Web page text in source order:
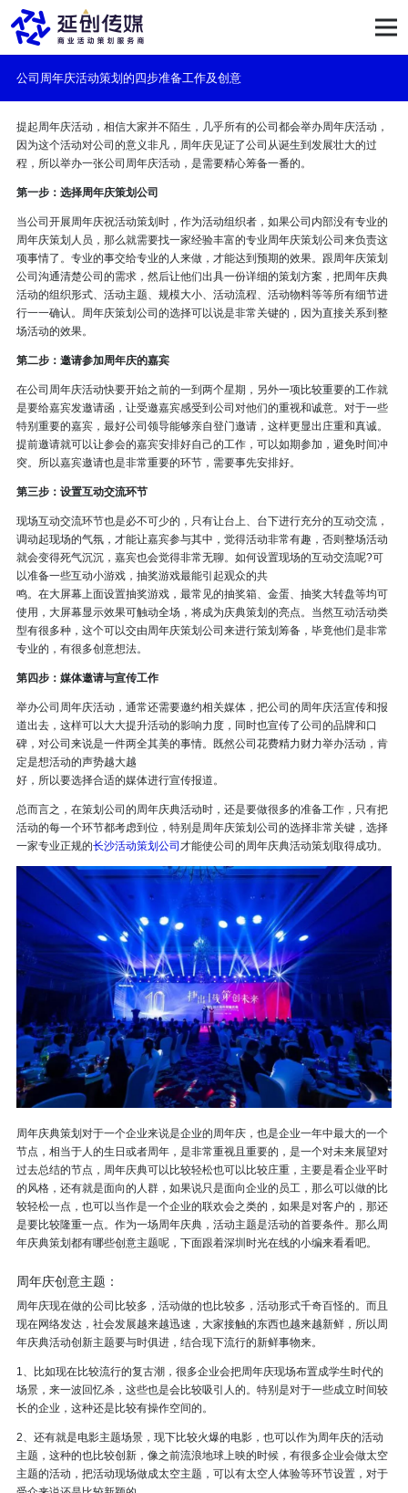
公司周年庆活动策划的四步准备工作及创意
提起周年庆活动，相信大家并不陌生，几乎所有的公司都会举办周年庆活动，
因为这个活动对公司的意义非凡，周年庆见证了公司从诞生到发展壮大的过
程，所以举办一张公司周年庆活动，是需要精心筹备一番的。
第一步：选择周年庆策划公司
当公司开展周年庆祝活动策划时，作为活动组织者，如果公司内部没有专业的
周年庆策划人员，那么就需要找一家经验丰富的专业周年庆策划公司来负责这
项事情了。专业的事交给专业的人来做，才能达到预期的效果。跟周年庆策划
公司沟通清楚公司的需求，然后让他们出具一份详细的策划方案，把周年庆典
活动的组织形式、活动主题、规模大小、活动流程、活动物料等等所有细节进
行一一确认。周年庆策划公司的选择可以说是非常关键的，因为直接关系到整
场活动的效果。
第二步：邀请参加周年庆的嘉宾
在公司周年庆活动快要开始之前的一到两个星期，另外一项比较重要的工作就
是要给嘉宾发邀请函，让受邀嘉宾感受到公司对他们的重视和诚意。对于一些
特别重要的嘉宾，最好公司领导能够亲自登门邀请，这样更显出庄重和真诚。
提前邀请就可以让参会的嘉宾安排好自己的工作，可以如期参加，避免时间冲
突。所以嘉宾邀请也是非常重要的环节，需要事先安排好。
第三步：设置互动交流环节
现场互动交流环节也是必不可少的，只有让台上、台下进行充分的互动交流，
调动起现场的气氛，才能让嘉宾参与其中，觉得活动非常有趣，否则整场活动
就会变得死气沉沉，嘉宾也会觉得非常无聊。如何设置现场的互动交流呢?可
以准备一些互动小游戏，抽奖游戏最能引起观众的共
鸣。在大屏幕上面设置抽奖游戏，最常见的抽奖箱、金蛋、抽奖大转盘等均可
使用，大屏幕显示效果可触动全场，将成为庆典策划的亮点。当然互动活动类
型有很多种，这个可以交由周年庆策划公司来进行策划筹备，毕竟他们是非常
专业的，有很多创意想法。
第四步：媒体邀请与宣传工作
举办公司周年庆活动，通常还需要邀约相关媒体，把公司的周年庆活宣传和报
道出去，这样可以大大提升活动的影响力度，同时也宣传了公司的品牌和口
碑，对公司来说是一件两全其美的事情。既然公司花费精力财力举办活动，肯
定是想活动的声势越大越
好，所以要选择合适的媒体进行宣传报道。
总而言之，在策划公司的周年庆典活动时，还是要做很多的准备工作，只有把
活动的每一个环节都考虑到位，特别是周年庆策划公司的选择非常关键，选择
一家专业正规的长沙活动策划公司 才能使公司的周年庆典活动策划取得成功。
周年庆典策划对于一个企业来说是企业的周年庆，也是企业一年中最大的一个
节点，相当于人的生日或者周年，是非常重视且重要的，是一个对未来展望对
过去总结的节点，周年庆典可以比较轻松也可以比较庄重，主要是看企业平时
的风格，还有就是面向的人群，如果说只是面向企业的员工，那么可以做的比
较轻松一点，也可以当作是一个企业的联欢会之类的，如果是对客户的，那还
是要比较隆重一点。作为一场周年庆典，活动主题是活动的首要条件。那么周
年庆典策划都有哪些创意主题呢，下面跟着深圳时光在线的小编来看看吧。
周年庆创意主题：
周年庆现在做的公司比较多，活动做的也比较多，活动形式千奇百怪的。而且
现在网络发达，社会发展越来越迅速，大家接触的东西也越来越新鲜，所以周
年庆典活动创新主题要与时俱进，结合现下流行的新鲜事物来。
1、比如现在比较流行的复古潮，很多企业会把周年庆现场布置成学生时代的
场景，来一波回忆杀，这些也是会比较吸引人的。特别是对于一些成立时间较
长的企业，这种还是比较有操作空间的。
2、还有就是电影主题场景，现下比较火爆的电影，也可以作为周年庆的活动
主题，这种的也比较创新，像之前流浪地球上映的时候，有很多企业会做太空
主题的活动，把活动现场做成太空主题，可以有太空人体验等环节设置，对于